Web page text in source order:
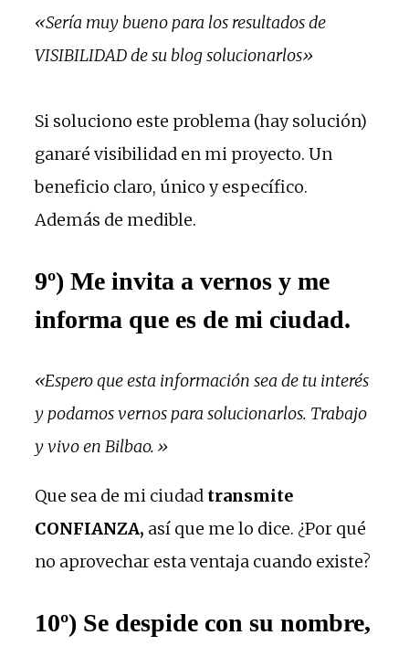
«Sería muy bueno para los resultados de
VISIBILIDAD de su blog solucionarlos»
Si soluciono este problema (hay solución)
ganaré visibilidad en mi proyecto. Un
beneficio claro, único y específico.
Además de medible.
9º) Me invita a vernos y me
informa que es de mi ciudad.
«Espero que esta información sea de tu interés
y podamos vernos para solucionarlos. Trabajo
y vivo en Bilbao.»
Que sea de mi ciudad transmite
CONFIANZA, así que me lo dice. ¿Por qué
no aprovechar esta ventaja cuando existe?
10º) Se despide con su nombre,